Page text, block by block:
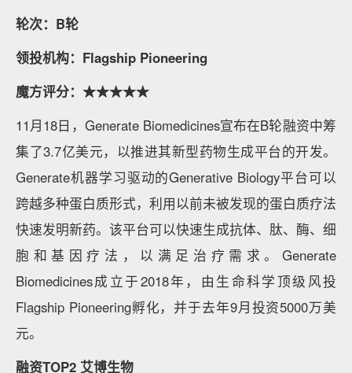
轮次：B轮
领投机构：Flagship Pioneering
魔方评分：★★★★★
11月18日，Generate Biomedicines宣布在B轮融资中筹
集了3.7亿美元，以推进其新型药物生成平台的开发。
Generate机器学习驱动的Generative Biology平台可以
跨越多种蛋白质形式，利用以前未被发现的蛋白质疗法
快速发明新药。该平台可以快速生成抗体、肽、酶、细
胞和基因疗法，以满足治疗需求。Generate
Biomedicines成立于2018年，由生命科学顶级风投
Flagship Pioneering孵化，并于去年9月投资5000万美
元。
融资TOP2 艾博生物